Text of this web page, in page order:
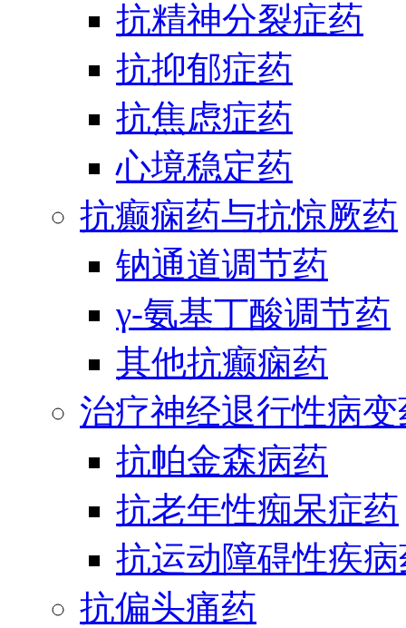
抗精神分裂症药
抗抑郁症药
抗焦虑症药
心境稳定药
抗癫痫药与抗惊厥药
钠通道调节药
γ-氨基丁酸调节药
其他抗癫痫药
治疗神经退行性病
抗帕金森病药
抗老年性痴呆症药
抗运动障碍性疾
抗偏头痛药